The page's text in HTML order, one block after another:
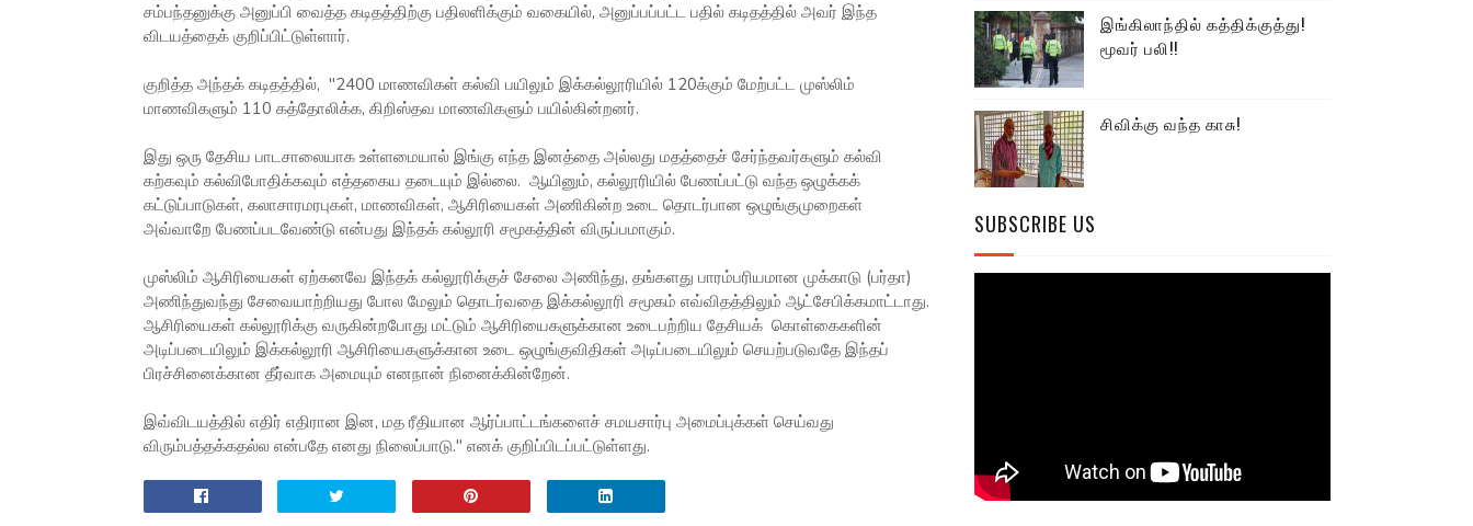
சம்பந்தனுக்கு அனுப்பி வைத்த கடிதத்திற்கு பதிலளிக்கும் வகையில், அனுப்பப்பட்ட பதில் கடிதத்தில் அவர் இந்த
விடயத்தைக் குறிப்பிட்டுள்ளார்.
குறித்த அந்தக் கடிதத்தில், "2400 மாணவிகள் கல்வி பயிலும் இக்கல்லூரியில் 120க்கும் மேற்பட்ட முஸ்லிம்
மாணவிகளும் 110 கத்தோலிக்க, கிறிஸ்தவ மாணவிகளும் பயில்கின்றனர்.
இது ஒரு தேசிய பாடசாலையாக உள்ளமையால் இங்கு எந்த இனத்தை அல்லது மதத்தைச் சேர்ந்தவர்களும் கல்வி
கற்கவும் கல்விபோதிக்கவும் எத்தகைய தடையும் இல்லை. ஆயினும், கல்லூரியில் பேணப்பட்டு வந்த ஒழுக்கக்
கட்டுப்பாடுகள், கலாசாரமரபுகள், மாணவிகள், ஆசிரியைகள் அணிகின்ற உடை தொடர்பான ஒழுங்குமுறைகள்
அவ்வாறே பேணப்படவேண்டு என்பது இந்தக் கல்லூரி சமூகத்தின் விருப்பமாகும்.
முஸ்லிம் ஆசிரியைகள் ஏற்கனவே இந்தக் கல்லூரிக்குச் சேலை அணிந்து, தங்களது பாரம்பரியமான முக்காடு (பர்தா)
அணிந்துவந்து சேவையாற்றியது போல மேலும் தொடர்வதை இக்கல்லூரி சமூகம் எவ்விதத்திலும் ஆட்சேபிக்கமாட்டாது.
ஆசிரியைகள் கல்லூரிக்கு வருகின்றபோது மட்டும் ஆசிரியைகளுக்கான உடைபற்றிய தேசியக் கொள்கைகளின்
அடிப்படையிலும் இக்கல்லூரி ஆசிரியைகளுக்கான உடை ஒழுங்குவிதிகள் அடிப்படையிலும் செயற்படுவதே இந்தப்
பிரச்சினைக்கான தீர்வாக அமையும் எனநான் நினைக்கின்றேன்.
இவ்விடயத்தில் எதிர் எதிரான இன, மத ரீதியான ஆர்ப்பாட்டங்களைச் சமயசார்பு அமைப்புக்கள் செய்வது
விரும்பத்தக்கதல்ல என்பதே எனது நிலைப்பாடு." எனக் குறிப்பிடப்பட்டுள்ளது.
இங்கிலாந்தில் கத்திக்குத்து!
மூவர் பலி!!
சிவிக்கு வந்த காசு!
SUBSCRIBE US